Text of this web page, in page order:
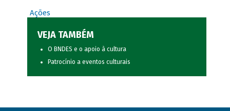
Ações
VEJA TAMBÉM
O BNDES e o apoio à cultura
Patrocínio a eventos culturais